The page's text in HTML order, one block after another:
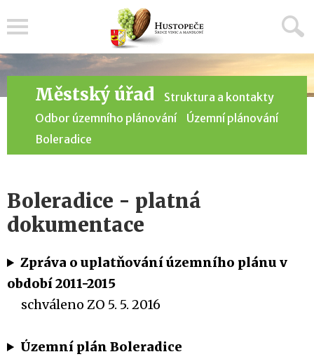
Městský úřad
Struktura a kontakty
Odbor územního plánování
Územní plánování
Boleradice
Boleradice - platná
dokumentace
Zpráva o uplatňování územního plánu v
období 2011-2015
schváleno ZO 5. 5. 2016
Územní plán Boleradice